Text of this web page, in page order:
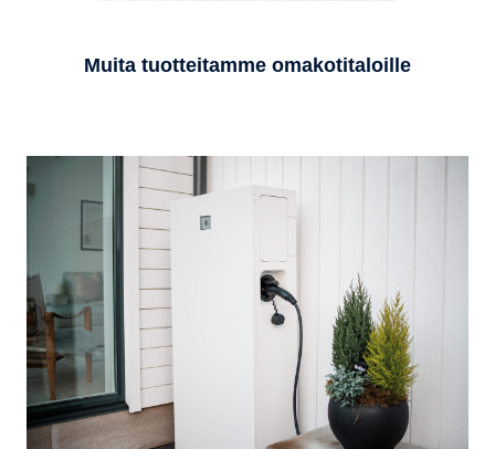
Muita tuotteitamme omakotitaloille